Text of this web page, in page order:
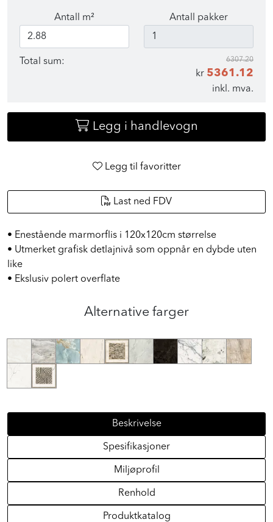
Antall m² Antall pakker
Total sum: 6307.20
kr 5361.12
inkl. mva.
Legg i handlevogn
Legg til favoritter
Last ned FDV
• Enestående marmorflis i 120x120cm størrelse
• Utmerket grafisk detlajnivå som oppnår en dybde uten
like
• Ekslusiv polert overflate
Alternative farger
Beskrivelse
Spesifikasjoner
Miljøprofil
Renhold
Produktkatalog